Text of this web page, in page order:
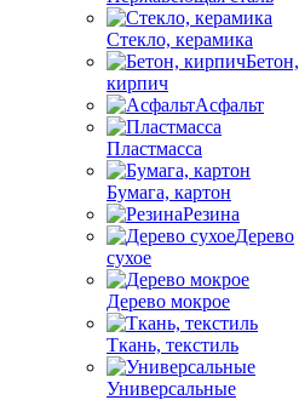
Стекло, керамика
Бетон,
кирпич
Асфальт
Пластмасса
Бумага, картон
Резина
Дерево
сухое
Дерево мокрое
Ткань, текстиль
Универсальные